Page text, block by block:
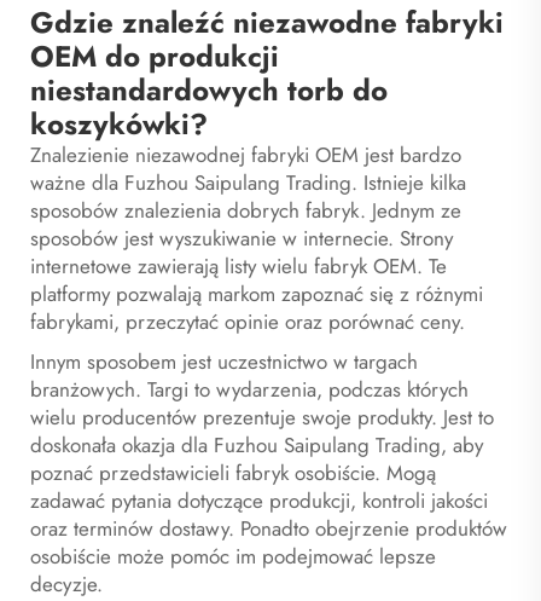
Gdzie znaleźć niezawodne fabryki
OEM do produkcji
niestandardowych torb do
koszykówki?
Znalezienie niezawodnej fabryki OEM jest bardzo
ważne dla Fuzhou Saipulang Trading. Istnieje kilka
sposobów znalezienia dobrych fabryk. Jednym ze
sposobów jest wyszukiwanie w internecie. Strony
internetowe zawierają listy wielu fabryk OEM. Te
platformy pozwalają markom zapoznać się z różnymi
fabrykami, przeczytać opinie oraz porównać ceny.
Innym sposobem jest uczestnictwo w targach
branżowych. Targi to wydarzenia, podczas których
wielu producentów prezentuje swoje produkty. Jest to
doskonała okazja dla Fuzhou Saipulang Trading, aby
poznać przedstawicieli fabryk osobiście. Mogą
zadawać pytania dotyczące produkcji, kontroli jakości
oraz terminów dostawy. Ponadto obejrzenie produktów
osobiście może pomóc im podejmować lepsze
decyzje.